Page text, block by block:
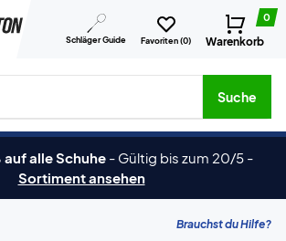
Schläger Guide Favoriten (0)
0
Warenkorb
Produkten, Marken usw.
Suche
auf alle Schuhe - Gültig bis zum 20/5 -
Sortiment ansehen
Brauchst du Hilfe?